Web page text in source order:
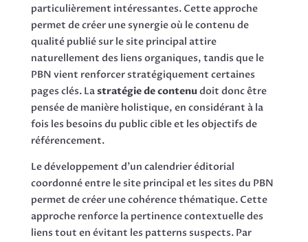
particulièrement intéressantes. Cette approche
permet de créer une synergie où le contenu de
qualité publié sur le site principal attire
naturellement des liens organiques, tandis que le
PBN vient renforcer stratégiquement certaines
pages clés. Lastratégie de contenu doit donc être
pensée de manière holistique, en considérant à la
fois les besoins du public cible et les objectifs de
référencement.
Le développement d’un calendrier éditorial
coordonné entre le site principal et les sites du PBN
permet de créer une cohérence thématique. Cette
approche renforce la pertinence contextuelle des
liens tout en évitant les patterns suspects. Par